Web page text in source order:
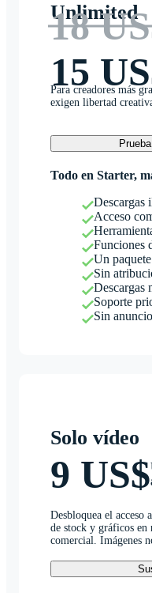
Unlimited
18
15
Para creadores más
exigen libertad
Todo en Starter,
Descargas
Acceso
Funciones
Un
Sin
Descargas
Soporte
Sin
Solo vídeo
9 US$
Desbloquea el acceso
de stock y gráficos en
comercial. Imágenes